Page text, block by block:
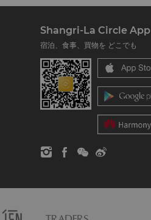
Shangri-La Circle App
宿泊、食事、買物を どこでも